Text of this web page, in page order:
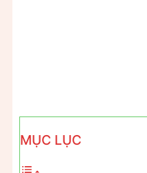
MỤC LỤC